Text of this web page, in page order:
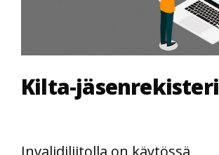
Kilta-jäsenrekisteri
Invalidiliitolla on käytössä